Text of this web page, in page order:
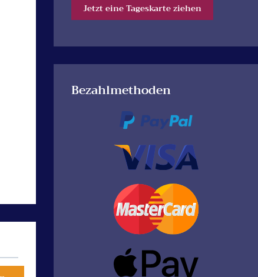
Kristallkugel,
bekannte
2 🐞 4 🐞 8
Indigo Starberater Eliot Havasi
Meine Adoption Eltern Maestro
Balazs Havasi und meine Mutti
vorreiterin, Doris Lordin Maya
Denisa Havasi, Ihrem heiligen Stern
von 08 Uhr morgens bis abends um
20 Uhr mit kleinen Pausen online zu
gehen, sodass ich in dieser Zeit für
Sie da bin.
Jetzt eine Tageskarte ziehen
Bezahlmethoden